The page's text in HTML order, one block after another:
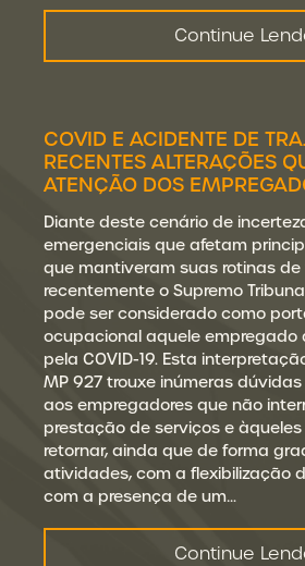
Continue
COVID E ACIDENTE DE
RECENTES ALTERAÇÕES
ATENÇÃO DOS
Diante deste cenário de
emergenciais que afetam
que mantiveram suas rotinas
recentemente o Supremo
pode ser considerado como
ocupacional aquele empregado
pela COVID-19. Esta
MP 927 trouxe inúmeras
aos empregadores que não
prestação de serviços e
retornar, ainda que de forma
atividades, com a flexibilização
com a presença de um…
Continue